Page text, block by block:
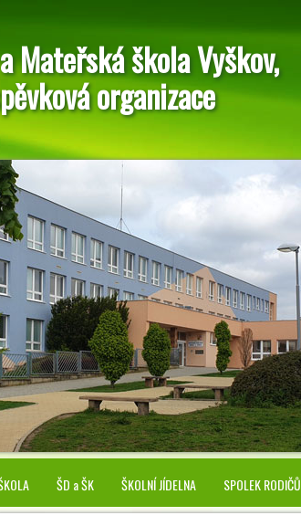
Mateřská škola Vyškov,
organizace
ŠD a ŠK ŠKOLNÍ JÍDELNA SPOLEK RODIČŮ